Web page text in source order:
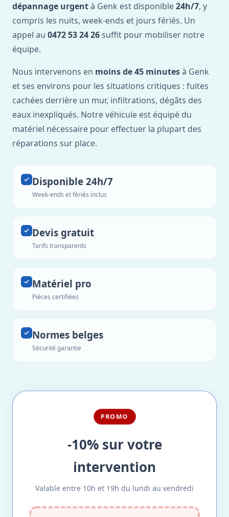
dépannage urgentà Genk est disponible24h/7, y
compris les nuits, week-ends et jours fériés. Un
appel au 0472 53 24 26 suffit pour mobiliser notre
équipe.
Nous intervenons en moins de 45 minutesà Genk
et ses environs pour les situations critiques : fuites
cachées derrière un mur, infiltrations, dégâts des
eaux inexpliqués. Notre véhicule est équipé du
matériel nécessaire pour effectuer la plupart des
réparations sur place.
Disponible 24h/7
Week-ends et fériés inclus
Devis gratuit
Tarifs transparents
Matériel pro
Pièces certifiées
Normes belges
Sécurité garantie
PROMO
-10% sur votre
intervention
Valable entre 10h et 19h du lundi au vendredi